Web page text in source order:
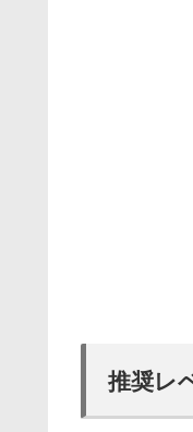
推奨レ